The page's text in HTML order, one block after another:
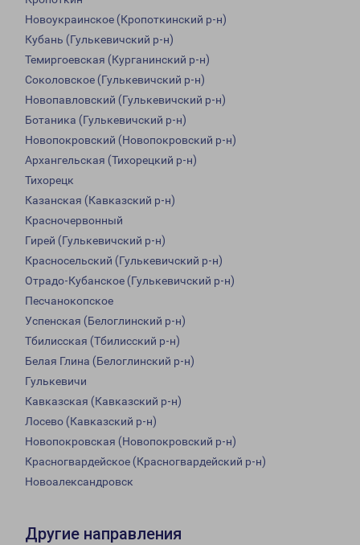
Новоукраинское (Кропоткинский р-н)
Кубань (Гулькевичский р-н)
Темиргоевская (Курганинский р-н)
Соколовское (Гулькевичский р-н)
Новопавловский (Гулькевичский р-н)
Ботаника (Гулькевичский р-н)
Новопокровский (Новопокровский р-н)
Архангельская (Тихорецкий р-н)
Тихорецк
Казанская (Кавказский р-н)
Красночервонный
Гирей (Гулькевичский р-н)
Красносельский (Гулькевичский р-н)
Отрадо-Кубанское (Гулькевичский р-н)
Песчанокопское
Успенская (Белоглинский р-н)
Тбилисская (Тбилисский р-н)
Белая Глина (Белоглинский р-н)
Гулькевичи
Кавказская (Кавказский р-н)
Лосево (Кавказский р-н)
Новопокровская (Новопокровский р-н)
Красногвардейское (Красногвардейский р-н)
Новоалександровск
Другие направления